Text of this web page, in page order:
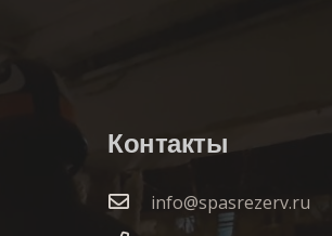
Контакты
info@spasrezerv.ru